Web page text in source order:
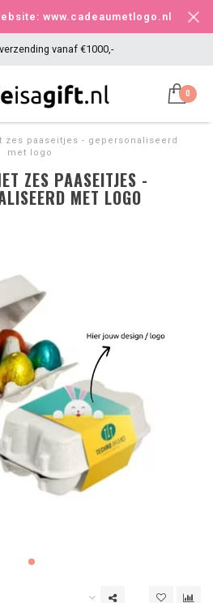
www.cadeaumetlogo.nl
vanaf €1000,-
0
zes paaseitjes - gepersonaliseerd
met logo
ZES PAASEITJES -
MET LOGO